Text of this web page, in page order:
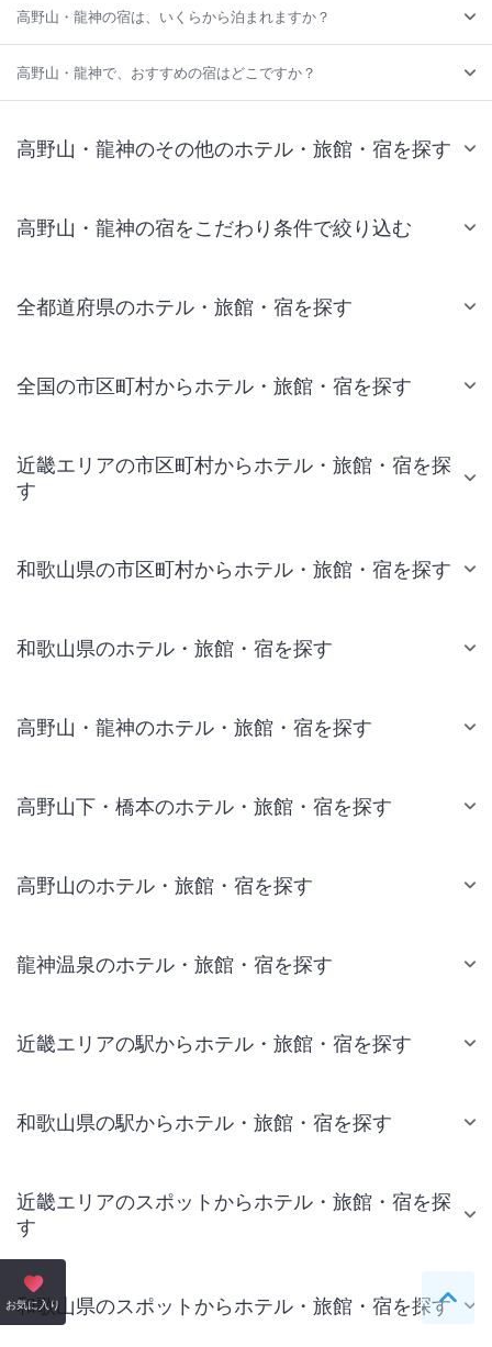
お気に入り ペー
高野山・龍神の宿は、いくらから泊まれますか？
高野山・龍神で、おすすめの宿はどこですか？
高野山・龍神のその他のホテル・旅館・宿を探す
高野山・龍神の宿をこだわり条件で絞り込む
全都道府県のホテル・旅館・宿を探す
全国の市区町村からホテル・旅館・宿を探す
近畿エリアの市区町村からホテル・旅館・宿を探
す
和歌山県の市区町村からホテル・旅館・宿を探す
和歌山県のホテル・旅館・宿を探す
高野山・龍神のホテル・旅館・宿を探す
高野山下・橋本のホテル・旅館・宿を探す
高野山のホテル・旅館・宿を探す
龍神温泉のホテル・旅館・宿を探す
近畿エリアの駅からホテル・旅館・宿を探す
和歌山県の駅からホテル・旅館・宿を探す
近畿エリアのスポットからホテル・旅館・宿を探
す
和歌山県のスポットからホテル・旅館・宿を探す